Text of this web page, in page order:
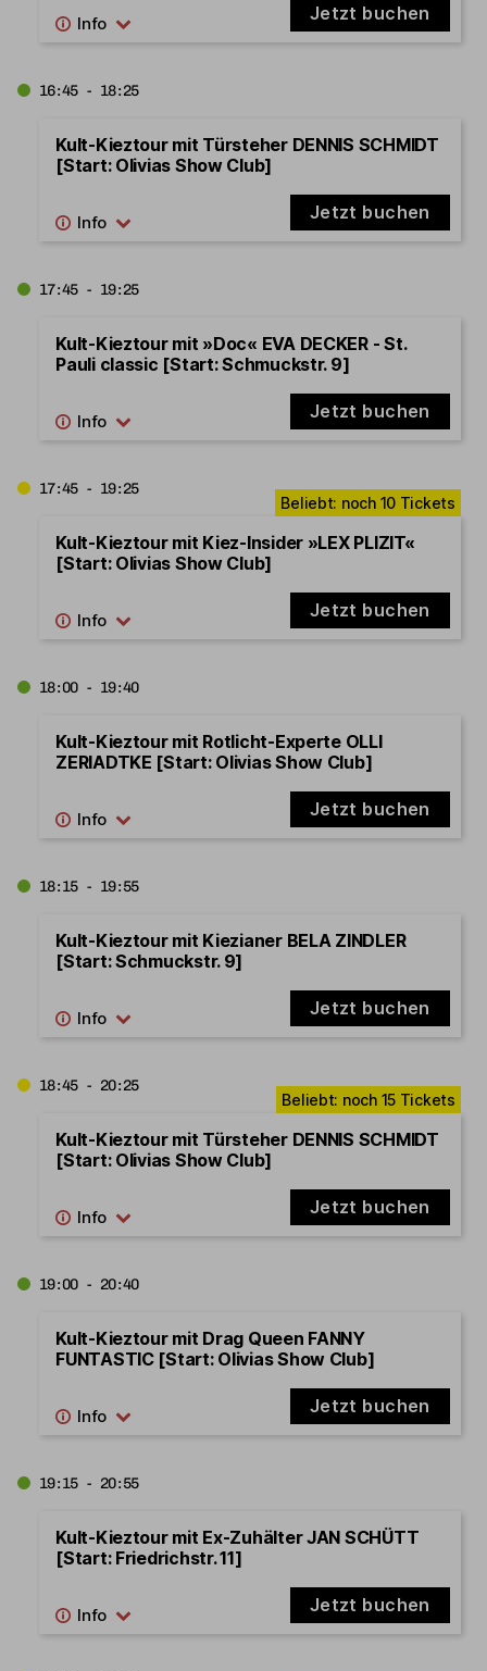
Jetzt buchen
16:45 - 18:25
Kult-Kieztour mit Türsteher DENNIS SCHMIDT
[Start: Olivias Show Club]
Jetzt buchen
17:45 - 19:25
Kult-Kieztour mit »Doc« EVA DECKER - St.
Pauli classic [Start: Schmuckstr. 9]
Jetzt buchen
17:45 - 19:25
Kult-Kieztour mit Kiez-Insider »LEX PLIZIT«
[Start: Olivias Show Club]
Jetzt buchen
18:00 - 19:40
Kult-Kieztour mit Rotlicht-Experte OLLI
ZERIADTKE [Start: Olivias Show Club]
Jetzt buchen
18:15 - 19:55
Kult-Kieztour mit Kiezianer BELA ZINDLER
[Start: Schmuckstr. 9]
Jetzt buchen
18:45 - 20:25
Kult-Kieztour mit Türsteher DENNIS SCHMIDT
[Start: Olivias Show Club]
Jetzt buchen
19:00 - 20:40
Kult-Kieztour mit Drag Queen FANNY
FUNTASTIC [Start: Olivias Show Club]
Jetzt buchen
19:15 - 20:55
Kult-Kieztour mit Ex-Zuhälter JAN SCHÜTT
[Start: Friedrichstr. 11]
Jetzt buchen